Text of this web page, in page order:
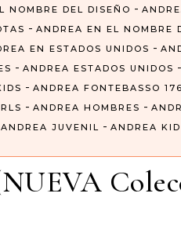
NOMBRE DEL DISEÑO -
- ANDREA EN EL NOMBRE
EN ESTADOS UNIDOS -
- ANDREA ESTADOS UNIDOS -
- ANDREA FONTEBASSO
- ANDREA HOMBRES -
ANDREA JUVENIL - ANDREA KID